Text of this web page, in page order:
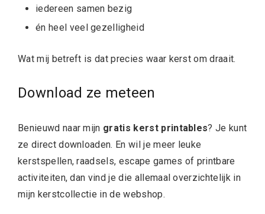
iedereen samen bezig
én heel veel gezelligheid
Wat mij betreft is dat precies waar kerst om draait.
Download ze meteen
Benieuwd naar mijn gratis kerst printables? Je kunt
ze direct downloaden. En wil je meer leuke
kerstspellen, raadsels, escape games of printbare
activiteiten, dan vind je die allemaal overzichtelijk in
mijn kerstcollectie in de webshop.